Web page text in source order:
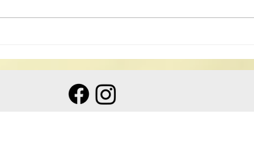
儀音樂 澳浙道樂欣賞會